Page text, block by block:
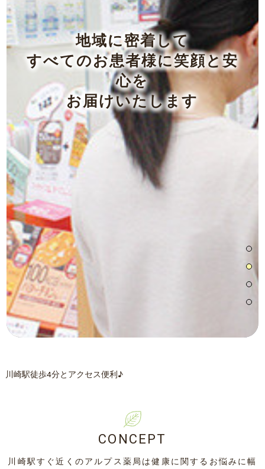
地域に密着して
すべてのお患者様に笑顔と安
心を
お届けいたします
川崎駅徒歩4分とアクセス便利♪
川崎駅すぐ近くのアルプス薬局は健康に関するお悩みに幅
CONCEPT